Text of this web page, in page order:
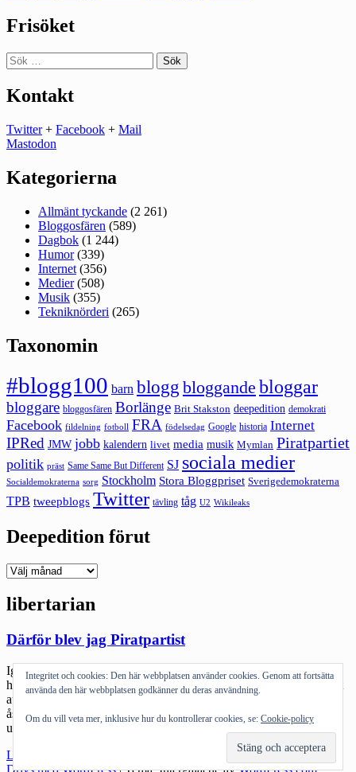
Frisöket
Sök
efter:
Kontakt
Twitter+ Facebook + Mail
Mastodon
Kategorierna
Allmänt tyckande (2 261)
Bloggosfären (589)
Dagbok (1 244)
Humor(339)
Internet (356)
Medier(508)
Musik (355)
Tekniknörderi (265)
Taxonomin
#blogg100 barn blogg bloggande bloggar
bloggare bloggosfären Borlänge Brit Stakston deepedition demokrati
Facebook fildelning fotboll FRA födelsedag Google historia Internet
IPRed JMW jobb kalendern livet media musik Mymlan Piratpartiet
politik präst Same Same But Different SJ sociala medier
Socialdemokraterna sorg Stockholm Stora Bloggpriset Sverigedemokraterna
TPB tweepblogs Twitter tävling tåg U2 Wikileaks
Deepedition förut
Deepedition
libertarian
Därför blev jag Piratpartist
Igår gick jag med i Piratpartiet. Det innebar att jag lämnade ganska
hårt hållna principer jag haft många år: att förhålla mig partipolitiskt
autonom. De som läst Deepedition genom åren vet att jag
åsiktsmässigt stått PP nära. Jag blev lycklig när EP-valet föll så väl
ut och lika olycklig när det fladdrades lite i åsikterna. […]
Läs mer
blev
Drivs med WordPress |Tema: Intergalactic avWordPress.com.
Integritet och cookies: Den här webbplatsen använder cookies. Genom att fortsätta
använda den här webbplatsen godkänner du deras användning.
Om du vill veta mer, inklusive hur du kontrollerar cookies, se: Cookie-policy